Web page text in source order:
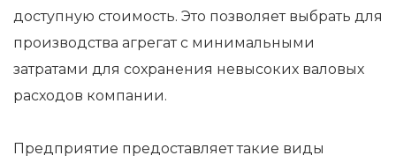
доступную стоимость. Это позволяет выбрать для
производства агрегат с минимальными
затратами для сохранения невысоких валовых
расходов компании.
Предприятие предоставляет такие виды